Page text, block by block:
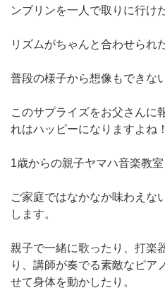
ンブリンを一人で取りに行け
リズムがちゃんと合わせられ
普段の様子から想像もできな
このサプライズをお父さんに
れはハッピーになりますよね！
1歳からの親子ヤマハ音楽教室
ご家庭ではなかなか味わえな
します。
親子で一緒に歌ったり、打楽
り、講師が奏でる素敵なピア
せて身体を動かしたり。